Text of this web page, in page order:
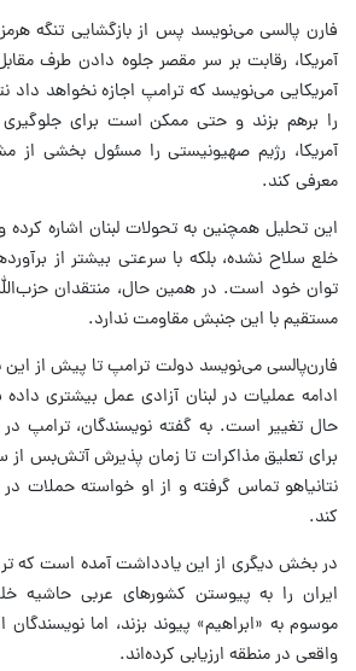
فارن پالسی می‌نویسد پس از بازگشایی تنگه
آمریکا، رقابت بر سر مقصر جلوه دادن طرف
آمریکایی می‌نویسد که ترامپ اجازه نخواهد داد
را برهم بزند و حتی ممکن است برای جلوگیری
آمریکا، رژیم صهیونیستی را مسئول بخشی از
معرفی کند.
این تحلیل همچنین به تحولات لبنان اشاره کرده
خلع سلاح نشده، بلکه با سرعتی بیشتر از
توان خود است. در همین حال، منتقدان حزب‌الله
مستقیم با این جنبش مقاومت ندارد.
فارن‌پالسی می‌نویسد دولت ترامپ تا پیش از این
ادامه عملیات در لبنان آزادی عمل بیشتری داده
حال تغییر است. به گفته نویسندگان، ترامپ
برای تعلیق مذاکرات تا زمان پذیرش آتش‌بس از
نتانیاهو تماس گرفته و از او خواسته حملات
کند.
در بخش دیگری از این یادداشت آمده است که
ایران را به پیوستن کشورهای عربی حاشیه
موسوم به «ابراهیم» پیوند بزند، اما نویسندگان
واقعی در منطقه ارزیابی کرده‌اند.